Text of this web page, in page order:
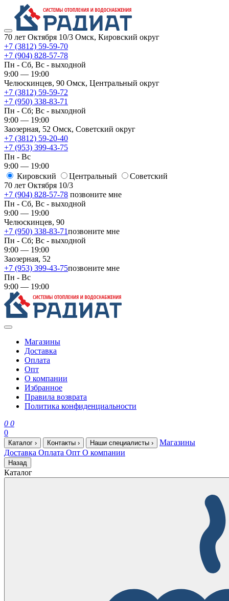
70 лет Октября 10/3 Омск, Кировский округ
+7 (3812) 59-59-70
+7 (904) 828-57-78
Пн - Сб, Вс - выходной
9:00 — 19:00
Челюскинцев, 90 Омск, ​Центральный округ
+7 (3812) 59-59-72
+7 (950) 338-83-71
Пн - Сб; Вс - выходной
9:00 — 19:00
Заозерная, 52 Омск, ​Советский округ
+7 (3812) 59-20-40
+7 (953) 399-43-75
Пн - Вс
9:00 — 19:00
Кировский
​Центральный
​Советский
70 лет Октября 10/3
+7 (904) 828-57-78 позвоните мне
Пн - Сб, Вс - выходной
9:00 — 19:00
Челюскинцев, 90
+7 (950) 338-83-71позвоните мне
Пн - Сб; Вс - выходной
9:00 — 19:00
Заозерная, 52
+7 (953) 399-43-75позвоните мне
Пн - Вс
9:00 — 19:00
Магазины
Доставка
Оплата
Опт
О компании
Избранное
Правила возврата
Политика конфиденциальности
0 0
0
Каталог › Контакты › Наши специалисты ›
Магазины
Доставка Оплата Опт О компании
Назад
Каталог